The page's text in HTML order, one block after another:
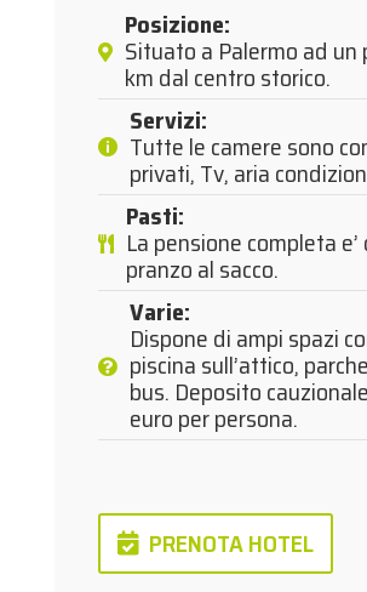
Posizione:
Situato a Palermo ad un
km dal centro storico.
Servizi:
Tutte le camere sono
privati, Tv, aria
Pasti:
La pensione completa e’
pranzo al sacco.
Varie:
Dispone di ampi spazi
piscina sull’attico,
bus. Deposito
euro per persona.
PRENOTA HOTEL